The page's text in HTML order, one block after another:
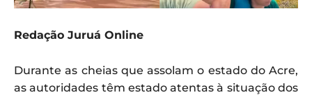
Redação Juruá Online
Durante as cheias que assolam o estado do Acre,
as autoridades têm estado atentas à situação dos